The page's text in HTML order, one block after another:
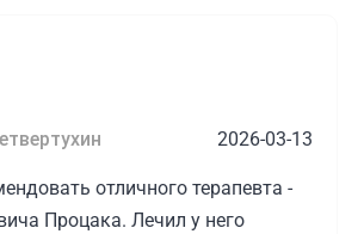
2026-03-13
отличного терапевта -
Процака. Лечил у него